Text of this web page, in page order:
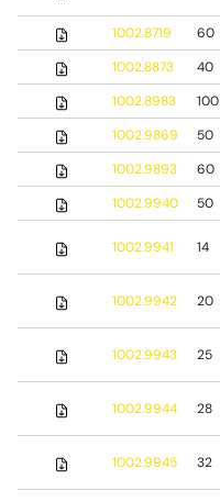
1002.8719 60
1002.8873
40
1002.8983
100
1002.9869
50
1002.9893
60
1002.9940
50
1002.9941 14
1002.9942 20
1002.9943 25
1002.9944 28
1002.9945 32